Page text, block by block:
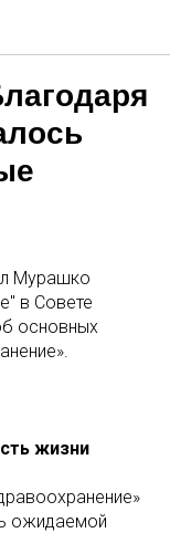
Мурашко
в Совете
основных
жизни
ожидаемой